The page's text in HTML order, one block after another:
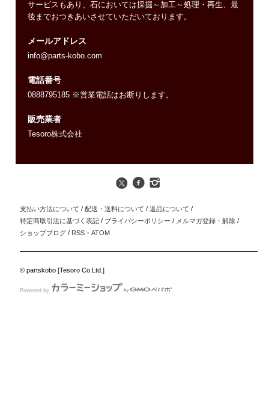
サービスもあり、石においては採掘～加工～処理・再生、最
後までおつきあいさせていただいております。
メールアドレス
info@parts-kobo.com
電話番号
0888795185 ※営業電話はお断りします。
販売業者
Tesoro株式会社
支払い方法について / 配送・送料について / 返品について /
特定商取引法に基づく表記 / プライバシーポリシー / メルマガ登録・解除 /
ショップブログ / RSS ・ATOM
© partskobo [Tesoro Co.Ltd.]
Powered by